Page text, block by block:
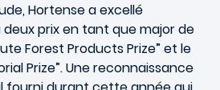
Hortense a excellé
prix en tant que major de
Forest Products Prize” et le
Prize”. Une reconnaissance